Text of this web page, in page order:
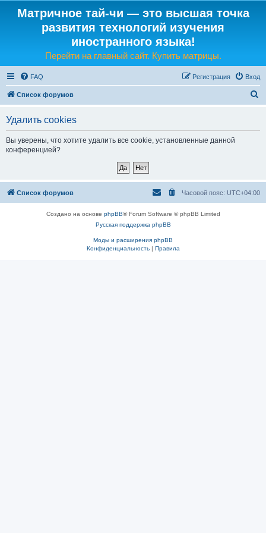
Матричное тай-чи — это высшая точка
развития технологий изучения
иностранного языка!
Перейти на главный сайт. Купить матрицы.
FAQ Вход
Регистрация
Список форумов
Удалить cookies
Вы уверены, что хотите удалить все cookie, установленные данной
конференцией?
Список форумов Часовой пояс: UTC+04:00
Создано на основе phpBB® Forum Software © phpBB Limited
Русская поддержка phpBB
Моды и расширения phpBB
Конфиденциальность| Правила